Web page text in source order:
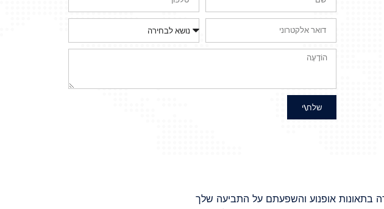
שלח\י
בתאונות אופנוע והשפעתם על התביעה שלך